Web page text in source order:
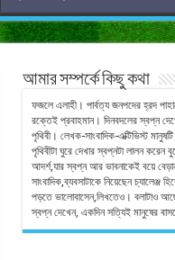
আমার সম্পর্কে কিছু কথা
ফজলে এলাহী। পার্বত্য জনপদের হ্রদ
রক্তেই প্রবাহমান। দিনবদলের স্বপ্ন
পৃথিবী। লেখক-সাংবাদিক-এক্টিভিস্ট
পৃথিবীটা ঘুরে দেখার স্বপ্নটা লালন
আদর্শ,যার স্বপ্ন আর ভাবনাকেই বয়ে
সাংবাদিক,ব্যবসাটাকে নিয়েছেন চ্যালেঞ্জ
পড়তে ভালোবাসেন,লিখতেও। বলাটাও আছে
স্বপ্ন দেখেন, একদিন সত্যিই মানুষের